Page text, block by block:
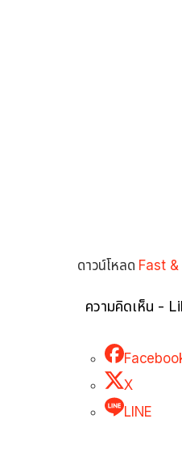
ดาวน์โหลด Fast
ความคิดเห็น -
X
LINE